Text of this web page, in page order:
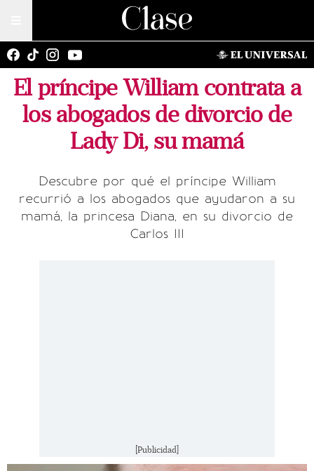
El príncipe William contrata a
los abogados de divorcio de
Lady Di, su mamá
Descubre por qué el príncipe William
recurrió a los abogados que ayudaron a su
mamá, la princesa Diana, en su divorcio de
Carlos III
[Publicidad]